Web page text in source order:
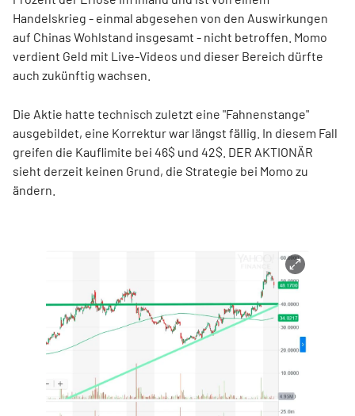
Handelskrieg - einmal abgesehen von den Auswirkungen
auf Chinas Wohlstand insgesamt - nicht betroffen. Momo
verdient Geld mit Live-Videos und dieser Bereich dürfte
auch zukünftig wachsen.
Die Aktie hatte technisch zuletzt eine "Fahnenstange"
ausgebildet, eine Korrektur war längst fällig. In diesem Fall
greifen die Kauflimite bei 46$ und 42$. DER AKTIONÄR
sieht derzeit keinen Grund, die Strategie bei Momo zu
ändern.